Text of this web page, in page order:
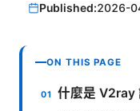
Published:2026-
ON THIS PAGE
什麼是 V2ray